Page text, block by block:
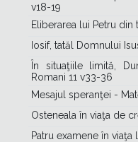
v18-19
Eliberarea lui Petru din
Iosif, tatăl Domnului
În situaţiile limită,
Romani 11 v33-36
Mesajul speranţei -
Osteneala în viaţa de
Patru examene în viaţa